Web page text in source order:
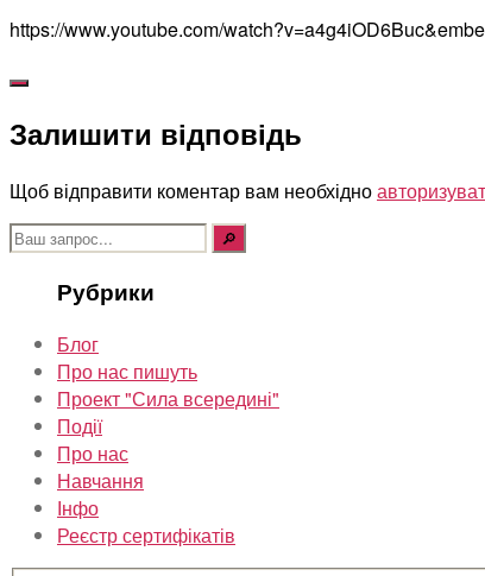
https://www.youtube.com/
Залишити відповідь
Щоб відправити коментар вам необхідно
Шукати:
Рубрики
Блог
Про нас пишуть
Проект "Сила всередині"
Події
Про нас
Навчання
Інфо
Реєстр сертифікатів